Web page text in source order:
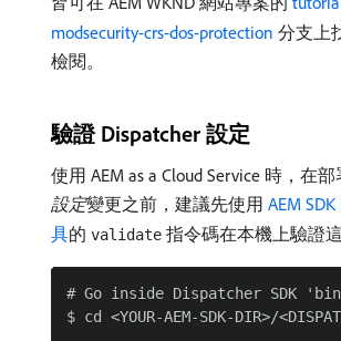
modsecurity-crs-dos-protection 分支上
檢閱。
驗證 Dispatcher 設定
使用 AEM as a Cloud Service 時，在部
設定​變更之前，建議先使用 AEM
具的 validate 指令碼在本機上驗證這
# Go inside Dispatcher SDK
$ cd <YOUR-AEM-SDK-DIR>/